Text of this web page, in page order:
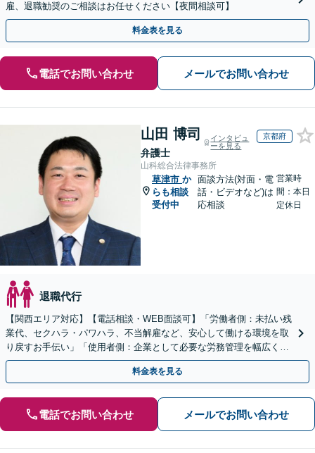
雇、退職勧奨のご相談はお任せください【夜間相談可】
料金表を見る
電話でお問い合わせ メールでお問い合わせ
山田 博司
弁護士
インタビュ
ーを見る
京都府
山科総合法律事務所
草津市 か
らも相談
受付中
面談方法(対面・電
話・ビデオなど)は
応相談
営業時
間：本日
定休日
退職代行
【関西エリア対応】【電話相談・WEB面談可】「労働者側：未払い残
業代、セクハラ・パワハラ、不当解雇など、安心して働ける環境を取
り戻すお手伝い」「使用者側：企業として必要な労務管理を幅広くサ
ポート」【スポット契約・顧問契約どちらも対応可】
料金表を見る
電話でお問い合わせ メールでお問い合わせ